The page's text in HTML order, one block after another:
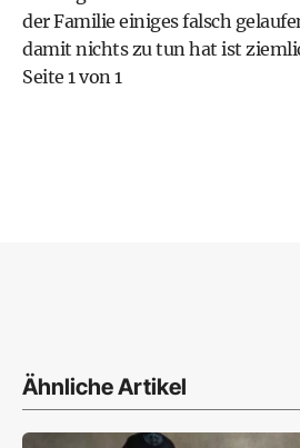
der Familie einiges falsch
damit nichts zu tun hat ist
Seite 1 von 1
Ähnliche Artikel